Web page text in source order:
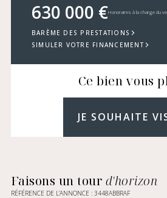
630 000 €Honoraires à la charge du
BARÈME DES PRESTATIONS
SIMULER VOTRE FINANCEMENT
Ce bien vous
JE SOUHAITE
Faisons un tour d'horizon
RÉFÉRENCE DE L’ANNONCE : 3448ABBRAF